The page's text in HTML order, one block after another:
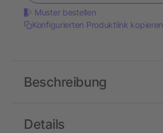
Muster bestellen
Konfigurierten Produktlink kopieren
Details
Beschreibung